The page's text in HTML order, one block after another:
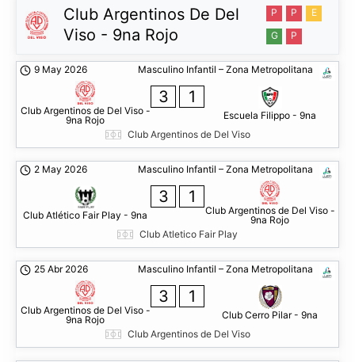
Club Argentinos De Del
Viso - 9na Rojo
P P
E
G
P
Masculino Infantil – Zona Metropolitana
9 May 2026
Club Argentinos de Del Viso -
9na Rojo
3 1
Escuela Filippo - 9na
Club Argentinos de Del Viso
Masculino Infantil – Zona Metropolitana
2 May 2026
Club Atlético Fair Play - 9na
3 1
Club Argentinos de Del Viso -
9na Rojo
Club Atletico Fair Play
Masculino Infantil – Zona Metropolitana
25 Abr 2026
Club Argentinos de Del Viso -
9na Rojo
3 1
Club Cerro Pilar - 9na
Club Argentinos de Del Viso